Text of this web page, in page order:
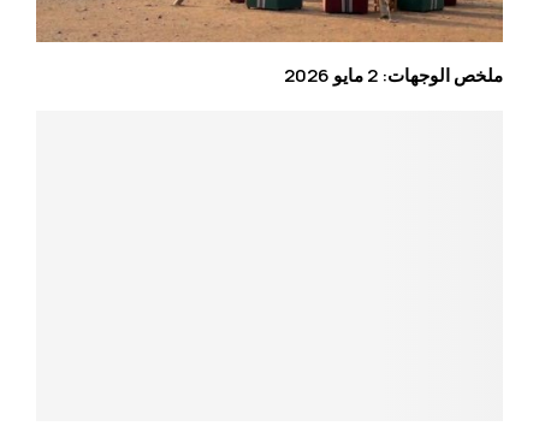
ملخص الوجهات: 2 مايو 2026